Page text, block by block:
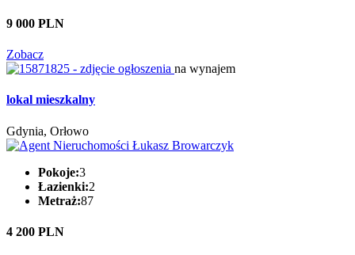
9 000 PLN
Zobacz
na wynajem
lokal mieszkalny
Gdynia, Orłowo
Pokoje:3
Łazienki:2
Metraż:87
4 200 PLN